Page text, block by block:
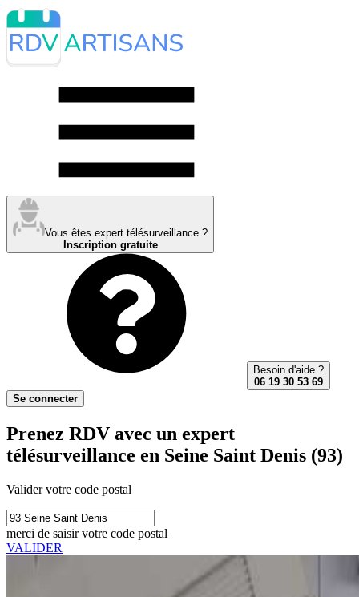
Vous êtes expert télésurveillance ?
Inscription gratuite
Besoin d'aide ?
06 19 30 53 69
Se connecter
Prenez RDV avec un expert
télésurveillance en Seine Saint Denis (93)
Valider votre code postal
merci de saisir votre code postal
VALIDER